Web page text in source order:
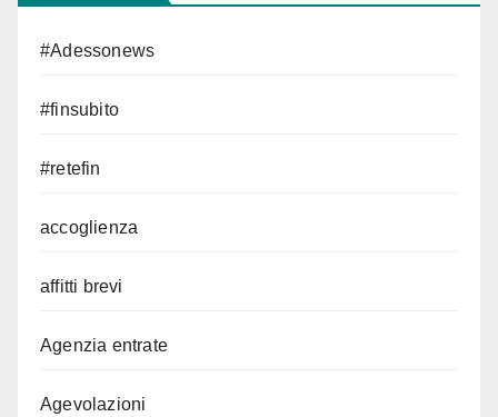
#Adessonews
#finsubito
#retefin
accoglienza
affitti brevi
Agenzia entrate
Agevolazioni